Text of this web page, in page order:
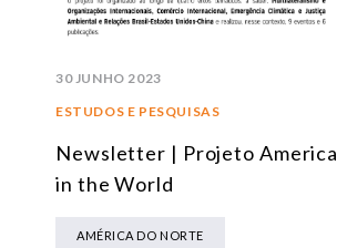
30 JUNHO 2023
ESTUDOS E PESQUISAS
Newsletter | Projeto America
in the World
AMÉRICA DO NORTE